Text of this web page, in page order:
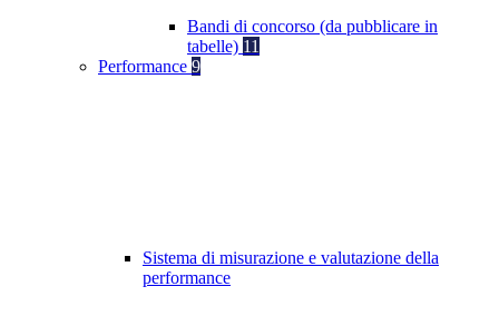
Bandi di concorso (da pubblicare in
tabelle) 11
Performance 9
Sistema di misurazione e valutazione della
performance